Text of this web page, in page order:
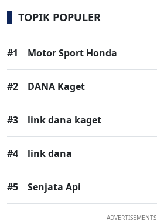
TOPIK POPULER
#1 Motor Sport Honda
#2 DANA Kaget
#3 link dana kaget
#4 link dana
#5 Senjata Api
ADVERTISEMENTS